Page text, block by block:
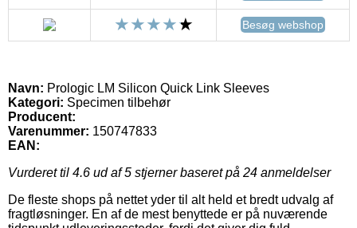
Besøg webshop
Navn: Prologic LM Silicon Quick Link Sleeves
Kategori: Specimen tilbehør
Producent:
Varenummer: 150747833
EAN:
Vurderet til 4.6 ud af 5 stjerner baseret på 24 anmeldelser
De fleste shops på nettet yder til alt held et bredt udvalg af
fragtløsninger. En af de mest benyttede er på nuværende